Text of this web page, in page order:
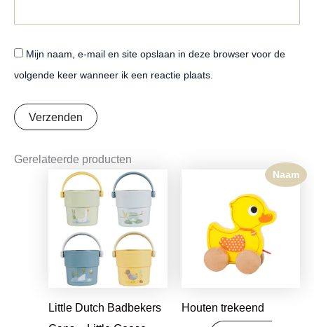
Mijn naam, e-mail en site opslaan in deze browser voor de
volgende keer wanneer ik een reactie plaats.
Gerelateerde producten
Little Dutch Badbekers
Oorspronkelijke
prijs
€16,95.
Huidige
prijs
is:
€13,39.
Naam
Houten trekeend